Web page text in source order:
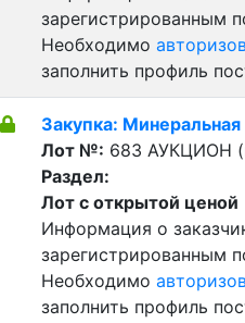
зарегистрированным
Необходимо
заполнить профиль
Закупка: Минеральная
Лот №: 683 АУКЦИОН
Раздел:
Лот с открытой ценой
Информация о
зарегистрированным
Необходимо
заполнить профиль